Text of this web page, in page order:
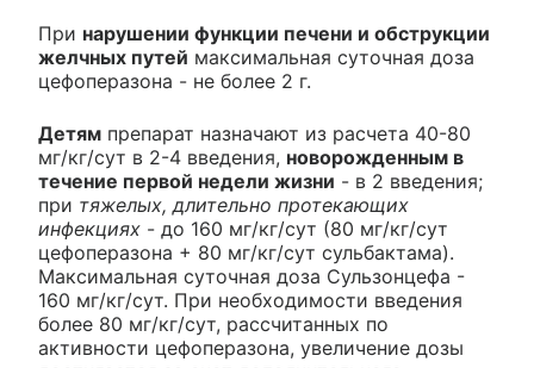
При нарушении функции печени и обструкции
желчных путей максимальная суточная доза
цефоперазона - не более 2 г.
Детям препарат назначают из расчета 40-80
мг/кг/сут в 2-4 введения, новорожденным в
течение первой недели жизни - в 2 введения;
при тяжелых, длительно протекающих
инфекциях - до 160 мг/кг/сут (80 мг/кг/сут
цефоперазона + 80 мг/кг/сут сульбактама).
Максимальная суточная доза Сульзонцефа -
160 мг/кг/сут. При необходимости введения
более 80 мг/кг/сут, рассчитанных по
активности цефоперазона, увеличение дозы